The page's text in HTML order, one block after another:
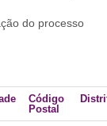
do processo
Código
Postal